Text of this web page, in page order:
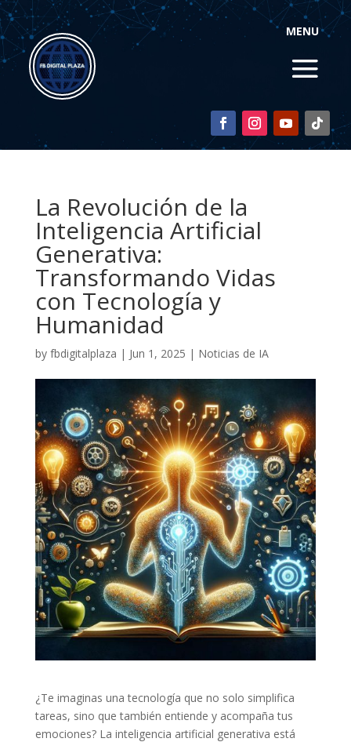
MENU
La Revolución de la
Inteligencia Artificial
Generativa:
Transformando Vidas
con Tecnología y
Humanidad
by fbdigitalplaza | Jun 1, 2025 | Noticias de IA
¿Te imaginas una tecnología que no solo simplifica
tareas, sino que también entiende y acompaña tus
emociones? La inteligencia artificial generativa está